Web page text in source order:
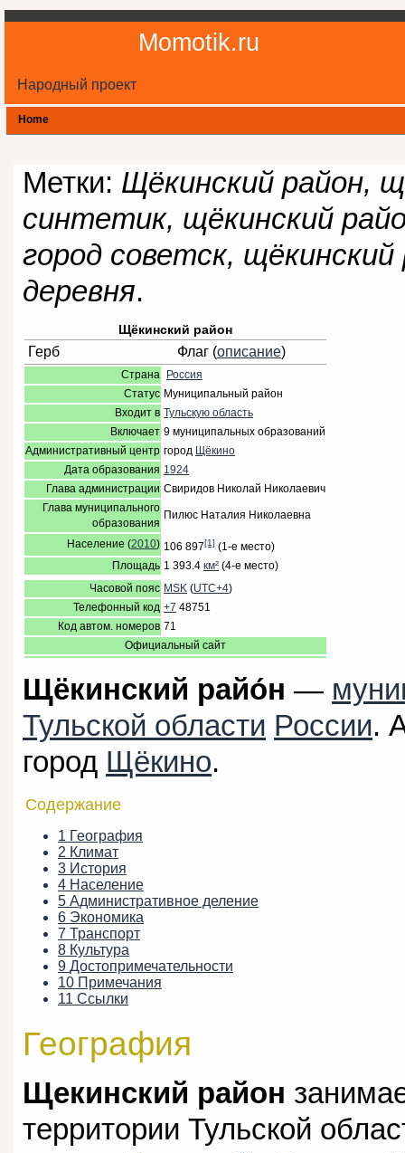
Momotik.ru
Народный проект
Home
Метки: Щёкинский район,
синтетик, щёкинский
город советск,
деревня.
Щёкинский район
Герб Флаг (описание)
Страна
Россия
Статус Муниципальный район
Входит в Тульскую область
Включает 9 муниципальных образований
Административный центр город Щёкино
Дата образования 1924
Глава администрации Свиридов Николай Николаевич
Глава муниципального
образования
Пилюс Наталия Николаевна
Население (2010) 106 897[1] (1-е место)
Площадь 1 393.4 км² (4-е место)
Часовой пояс MSK (UTC+4)
Телефонный код +7 48751
Код автом. номеров 71
Официальный сайт
Щёкинский райо́н —
Тульской области России.
город Щёкино.
Содержание
1 География
2 Климат
3 История
4 Население
5 Административное деление
6 Экономика
7 Транспорт
8 Культура
9 Достопримечательности
10 Примечания
11 Ссылки
География
Щекинский район
территории Тульской